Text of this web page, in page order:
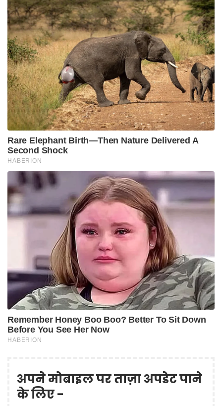
अपने मोबाइल पर ताज़ा अपडेट पाने
के लिए -